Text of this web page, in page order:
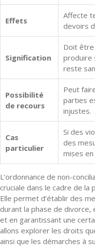
Effets
Affecte
devoirs
Signification
Doit être
produire
reste
Possibilité
de recours
Peut
parties
injustes.
Cas
particulier
Si des
des
mises en
L’ordonnance de non-
cruciale dans le cadre de
Elle permet d’établir des
durant la phase de
et en garantissant une
allons explorer les droits
ainsi que les démarches à